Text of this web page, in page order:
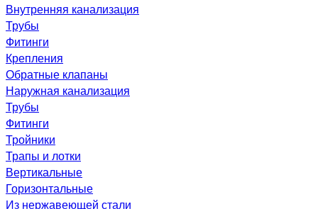
Внутренняя канализация
Трубы
Фитинги
Крепления
Обратные клапаны
Наружная канализация
Трубы
Фитинги
Тройники
Трапы и лотки
Вертикальные
Горизонтальные
Из нержавеющей стали